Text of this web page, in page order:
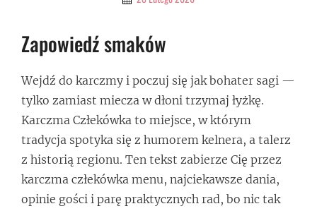
Zapowiedź smaków
Wejdź do karczmy i poczuj się jak bohater sagi —
tylko zamiast miecza w dłoni trzymaj łyżkę.
Karczma Człekówka to miejsce, w którym
tradycja spotyka się z humorem kelnera, a talerz
z historią regionu. Ten tekst zabierze Cię przez
karczma człekówka menu, najciekawsze dania,
opinie gości i parę praktycznych rad, bo nic tak